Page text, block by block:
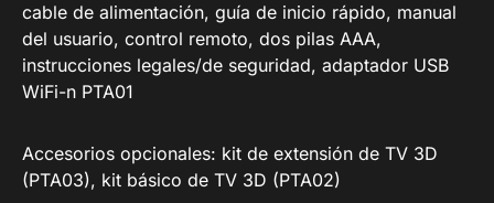
cable de alimentación, guía de inicio rápido, manual
del usuario, control remoto, dos pilas AAA,
instrucciones legales/de seguridad, adaptador USB
WiFi-n PTA01
Accesorios opcionales: kit de extensión de TV 3D
(PTA03), kit básico de TV 3D (PTA02)